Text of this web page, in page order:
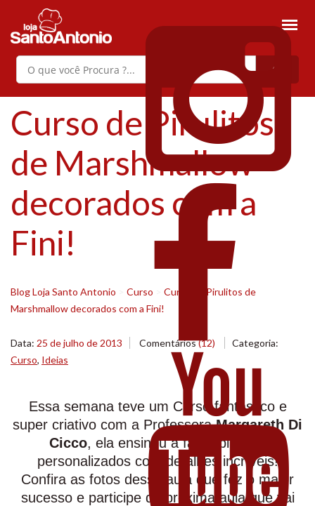
Curso de Pirulitos
de Marshmallow
decorados com a
Fini!
Blog Loja Santo Antonio Curso
Curso de Pirulitos de
Marshmallow decorados com a Fini!
Data: 25 de julho de 2013 Comentários(12)
Categoria:
Curso, Ideias
Essa semana teve um Curso fantástico e
super criativo com a ProfessoraMargareth Di
Cicco, ela ensinou a fazer pirulitos
personalizados com detalhes incríveis!
Confira as fotos dessa aula que fez o maior
sucesso e participe da próxima aula que vai